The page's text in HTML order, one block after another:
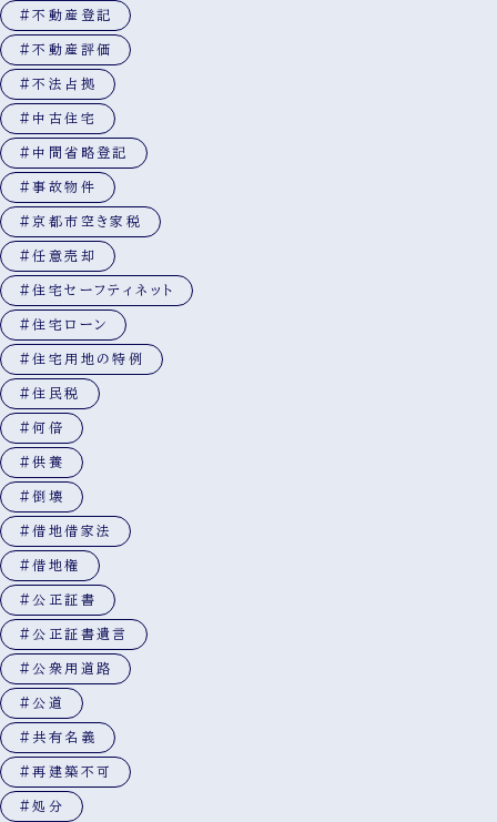
#不動産登記
#不動産評価
#不法占拠
#中古住宅
#中間省略登記
#事故物件
#京都市空き家税
#任意売却
#住宅セーフティネット
#住宅ローン
#住宅用地の特例
#住民税
#何倍
#供養
#倒壊
#借地借家法
#借地権
#公正証書
#公正証書遺言
#公衆用道路
#公道
#共有名義
#再建築不可
#処分